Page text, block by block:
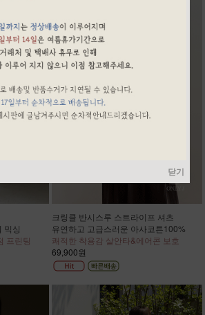
믹싱
프린팅
크링클 반시스루 스트라이프 셔츠
유연하고 고급스러운 아사코튼100%
쾌적한 착용감 살안타&에어콘 보호
69,900원
닫기